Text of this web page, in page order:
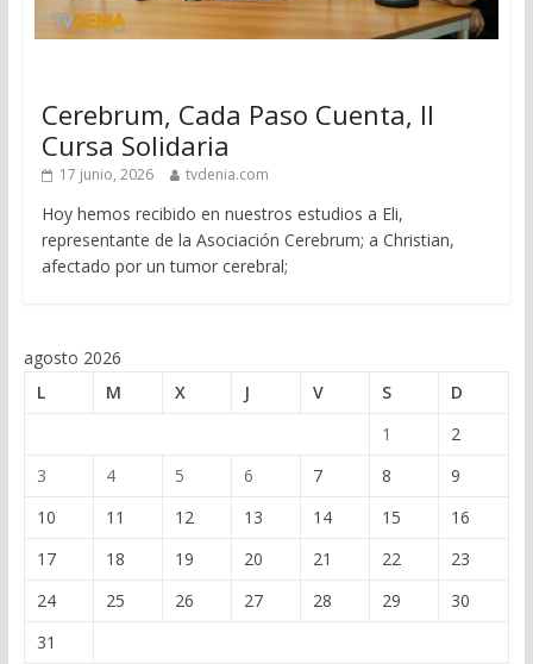
Cerebrum, Cada Paso Cuenta, II
Cursa Solidaria
17 junio, 2026 tvdenia.com
Hoy hemos recibido en nuestros estudios a Eli,
representante de la Asociación Cerebrum; a Christian,
afectado por un tumor cerebral;
agosto 2026
L
M X J V S
D
1
2
3
4 5 6 7 8
9
10
11 12 13 14 15
16
17
18 19 20 21 22
23
24
25 26 27 28 29
30
31